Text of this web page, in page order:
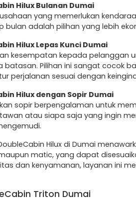
Hilux Bulanan Dumai
yang memerlukan
bulan adalah pilihan yang lebih
Hilux Lepas Kunci Dumai
kesempatan kepada pelanggan
Pilihan ini sangat cocok
perjalanan sesuai dengan
Hilux dengan Sopir Dumai
sopir berpengalaman untuk
atau siapa saja yang ingin
Hilux di Dumai
matic, yang dapat
dan kenyamanan, layanan ini
Triton Dumai